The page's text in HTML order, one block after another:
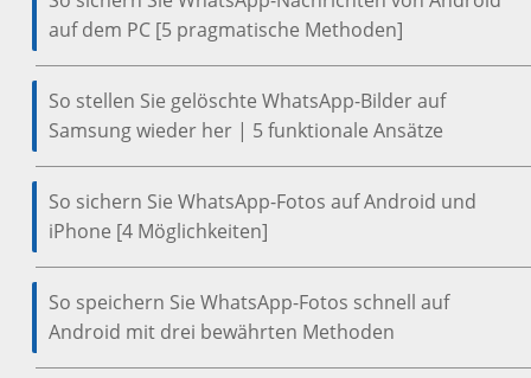
auf dem PC [5 pragmatische Methoden]
So stellen Sie gelöschte WhatsApp-Bilder auf
Samsung wieder her | 5 funktionale Ansätze
So sichern Sie WhatsApp-Fotos auf Android und
iPhone [4 Möglichkeiten]
So speichern Sie WhatsApp-Fotos schnell auf
Android mit drei bewährten Methoden